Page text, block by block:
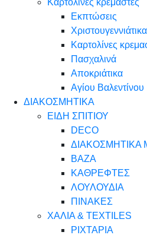
Καρτολίνες κρεμαστές
Εκπτώσεις
Χριστουγεννιάτικα
Καρτολίνες
Πασχαλινά
Αποκριάτικα
Αγίου Βαλεντίνου
ΔΙΑΚΟΣΜΗΤΙΚΑ
ΕΙΔΗ ΣΠΙΤΙΟΥ
DECO
ΔΙΑΚΟΣΜΗΤΙΚΑ
ΒΑΖΑ
ΚΑΘΡΕΦΤΕΣ
ΛΟΥΛΟΥΔΙΑ
ΠΙΝΑΚΕΣ
ΧΑΛΙΑ & TEXTILES
ΡΙΧΤΑΡΙΑ